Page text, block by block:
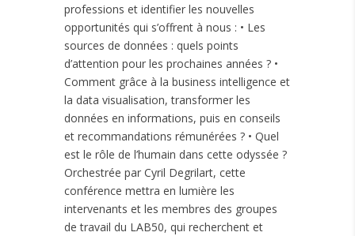
professions et identifier les nouvelles
opportunités qui s’offrent à nous : • Les
sources de données : quels points
d’attention pour les prochaines années ? •
Comment grâce à la business intelligence et
la data visualisation, transformer les
données en informations, puis en conseils
et recommandations rémunérées ? • Quel
est le rôle de l’humain dans cette odyssée ?
Orchestrée par Cyril Degrilart, cette
conférence mettra en lumière les
intervenants et les membres des groupes
de travail du LAB50, qui recherchent et